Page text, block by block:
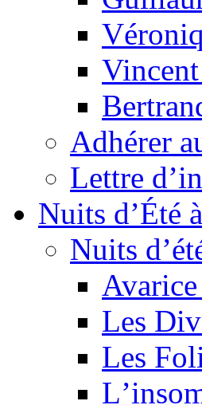
Adhérer
Lettre
Nuits d’Été
Nuits
Les
Les